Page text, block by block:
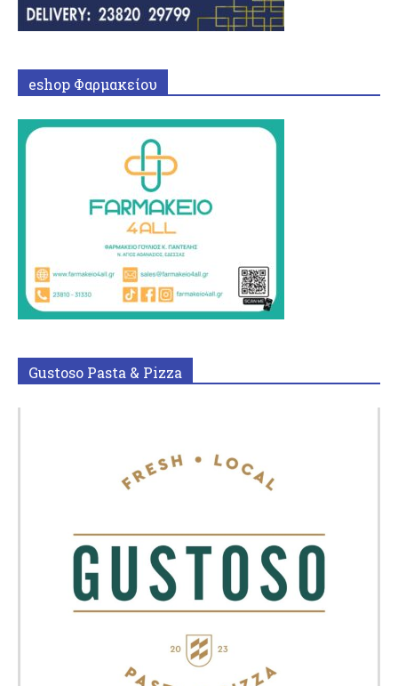
eshop Φαρμακείου
Gustoso Pasta & Pizza